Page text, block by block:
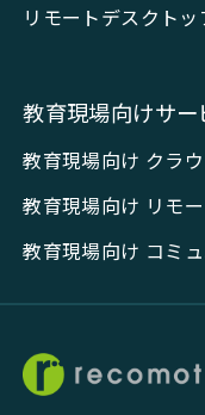
リモートデスクトッ
教育現場向けサー
教育現場向け クラ
教育現場向け リモ
教育現場向け コミ